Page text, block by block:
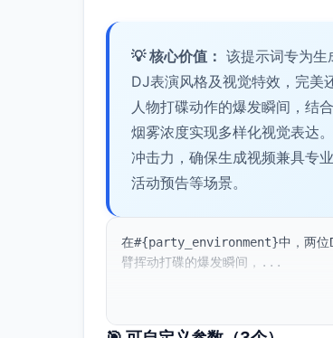
💡 核心价值： 该提示词专为生
DJ表演风格及视觉特效，完美
人物打碟动作的爆发瞬间，结
烟雾浓度实现多样化视觉表达
冲击力，确保生成视频兼具专
活动预告等场景。
在#{party_environment}中，两位
臂挥动打碟的爆发瞬间，...